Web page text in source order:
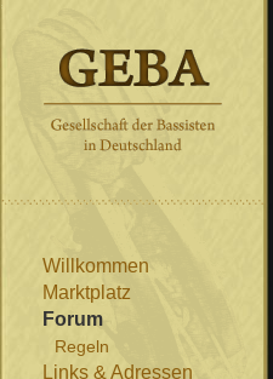
Willkommen
Marktplatz
Forum
Regeln
Links & Adressen